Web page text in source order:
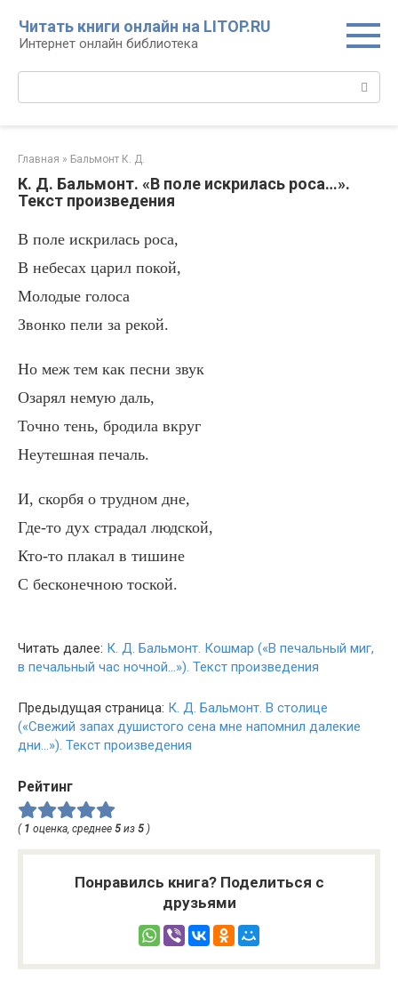
контенту
Читать книги онлайн на LITOP.RU
Интернет онлайн библиотека
Главная » Бальмонт К. Д.
К. Д. Бальмонт. «В поле искрилась роса…».
Текст произведения
В поле искрилась роса,
В небесах царил покой,
Молодые голоса
Звонко пели за рекой.
Но меж тем как песни звук
Озарял немую даль,
Точно тень, бродила вкруг
Неутешная печаль.
И, скорбя о трудном дне,
Где-то дух страдал людской,
Кто-то плакал в тишине
С бесконечною тоской.
Читать далее: К. Д. Бальмонт. Кошмар («В печальный миг,
в печальный час ночной…»). Текст произведения
Предыдущая страница: К. Д. Бальмонт. В столице
(«Свежий запах душистого сена мне напомнил далекие
дни…»). Текст произведения
Рейтинг
( 1 оценка, среднее 5 из 5 )
Понравилсь книга? Поделиться с
друзьями